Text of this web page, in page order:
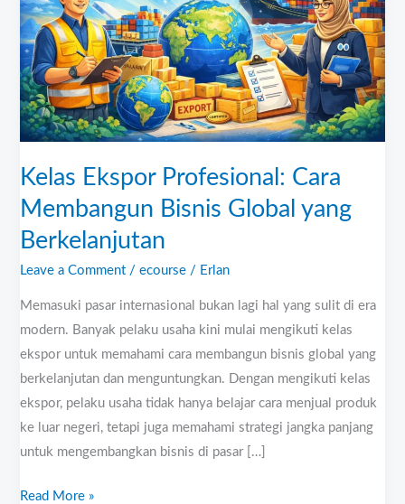
Kelas Ekspor Profesional: Cara
Membangun Bisnis Global yang
Berkelanjutan
Leave a Comment /ecourse / Erlan
Memasuki pasar internasional bukan lagi hal yang sulit di era
modern. Banyak pelaku usaha kini mulai mengikuti kelas
ekspor untuk memahami cara membangun bisnis global yang
berkelanjutan dan menguntungkan. Dengan mengikuti kelas
ekspor, pelaku usaha tidak hanya belajar cara menjual produk
ke luar negeri, tetapi juga memahami strategi jangka panjang
untuk mengembangkan bisnis di pasar […]
Membangun
Bisnis
Global
yang
Berkelanjutan
Read More »